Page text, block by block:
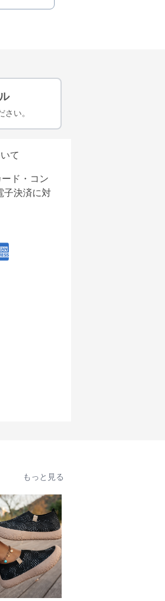
い。
て
ド・コン
子決済に対
もっと見る